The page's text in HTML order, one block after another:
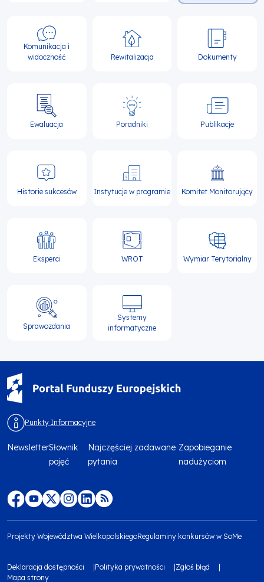
Komunikacja i
widoczność
Rewitalizacja Dokumenty
Ewaluacja Poradniki Publikacje
Historie sukcesów Instytucje w programie Komitet Monitorujący
Eksperci WROT Wymiar Terytorialny
Sprawozdania
Systemy
informatyczne
Punkty Informacyjne
Menu
footer
społecznościowe
top
NewsletterSłownik
pojęć
Najczęściej zadawane
pytania
Zapobieganie
nadużyciom
footer
Projekty Województwa WielkopolskiegoRegulaminy konkursów w SoMe
Deklaracja dostępności Polityka prywatności
Zgłoś błąd
Mapa strony